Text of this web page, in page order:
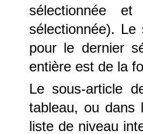
sélectionnée
sélectionnée).
pour le dernier
entière est de la
Le sous-article
tableau, ou
liste de niveau